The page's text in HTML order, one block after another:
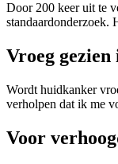
Door 200 keer uit te
standaardonderzoek.
Vroeg gezien
Wordt huidkanker
verholpen dat ik me
Voor